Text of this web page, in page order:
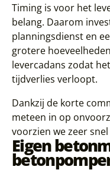
Timing is voor het
belang. Daarom
planningsdienst en
grotere
levercadans zodat
tijdverlies verloopt.
Dankzij de korte
meteen in op
voorzien we zeer
Eigen